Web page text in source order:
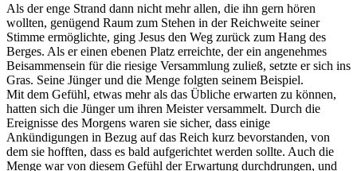
Als der enge Strand dann nicht mehr allen, die ihn gern hören
wollten, genügend Raum zum Stehen in der Reichweite seiner
Stimme ermöglichte, ging Jesus den Weg zurück zum Hang des
Berges. Als er einen ebenen Platz erreichte, der ein angenehmes
Beisammensein für die riesige Versammlung zuließ, setzte er sich ins
Gras. Seine Jünger und die Menge folgten seinem Beispiel.
Mit dem Gefühl, etwas mehr als das Übliche erwarten zu können,
hatten sich die Jünger um ihren Meister versammelt. Durch die
Ereignisse des Morgens waren sie sicher, dass einige
Ankündigungen in Bezug auf das Reich kurz bevorstanden, von
dem sie hofften, dass es bald aufgerichtet werden sollte. Auch die
Menge war von diesem Gefühl der Erwartung durchdrungen, und